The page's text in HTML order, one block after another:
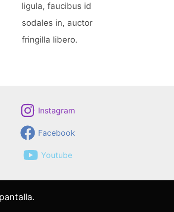
ligula, faucibus id
sodales in, auctor
fringilla libero.
Instagram
Facebook
Youtube